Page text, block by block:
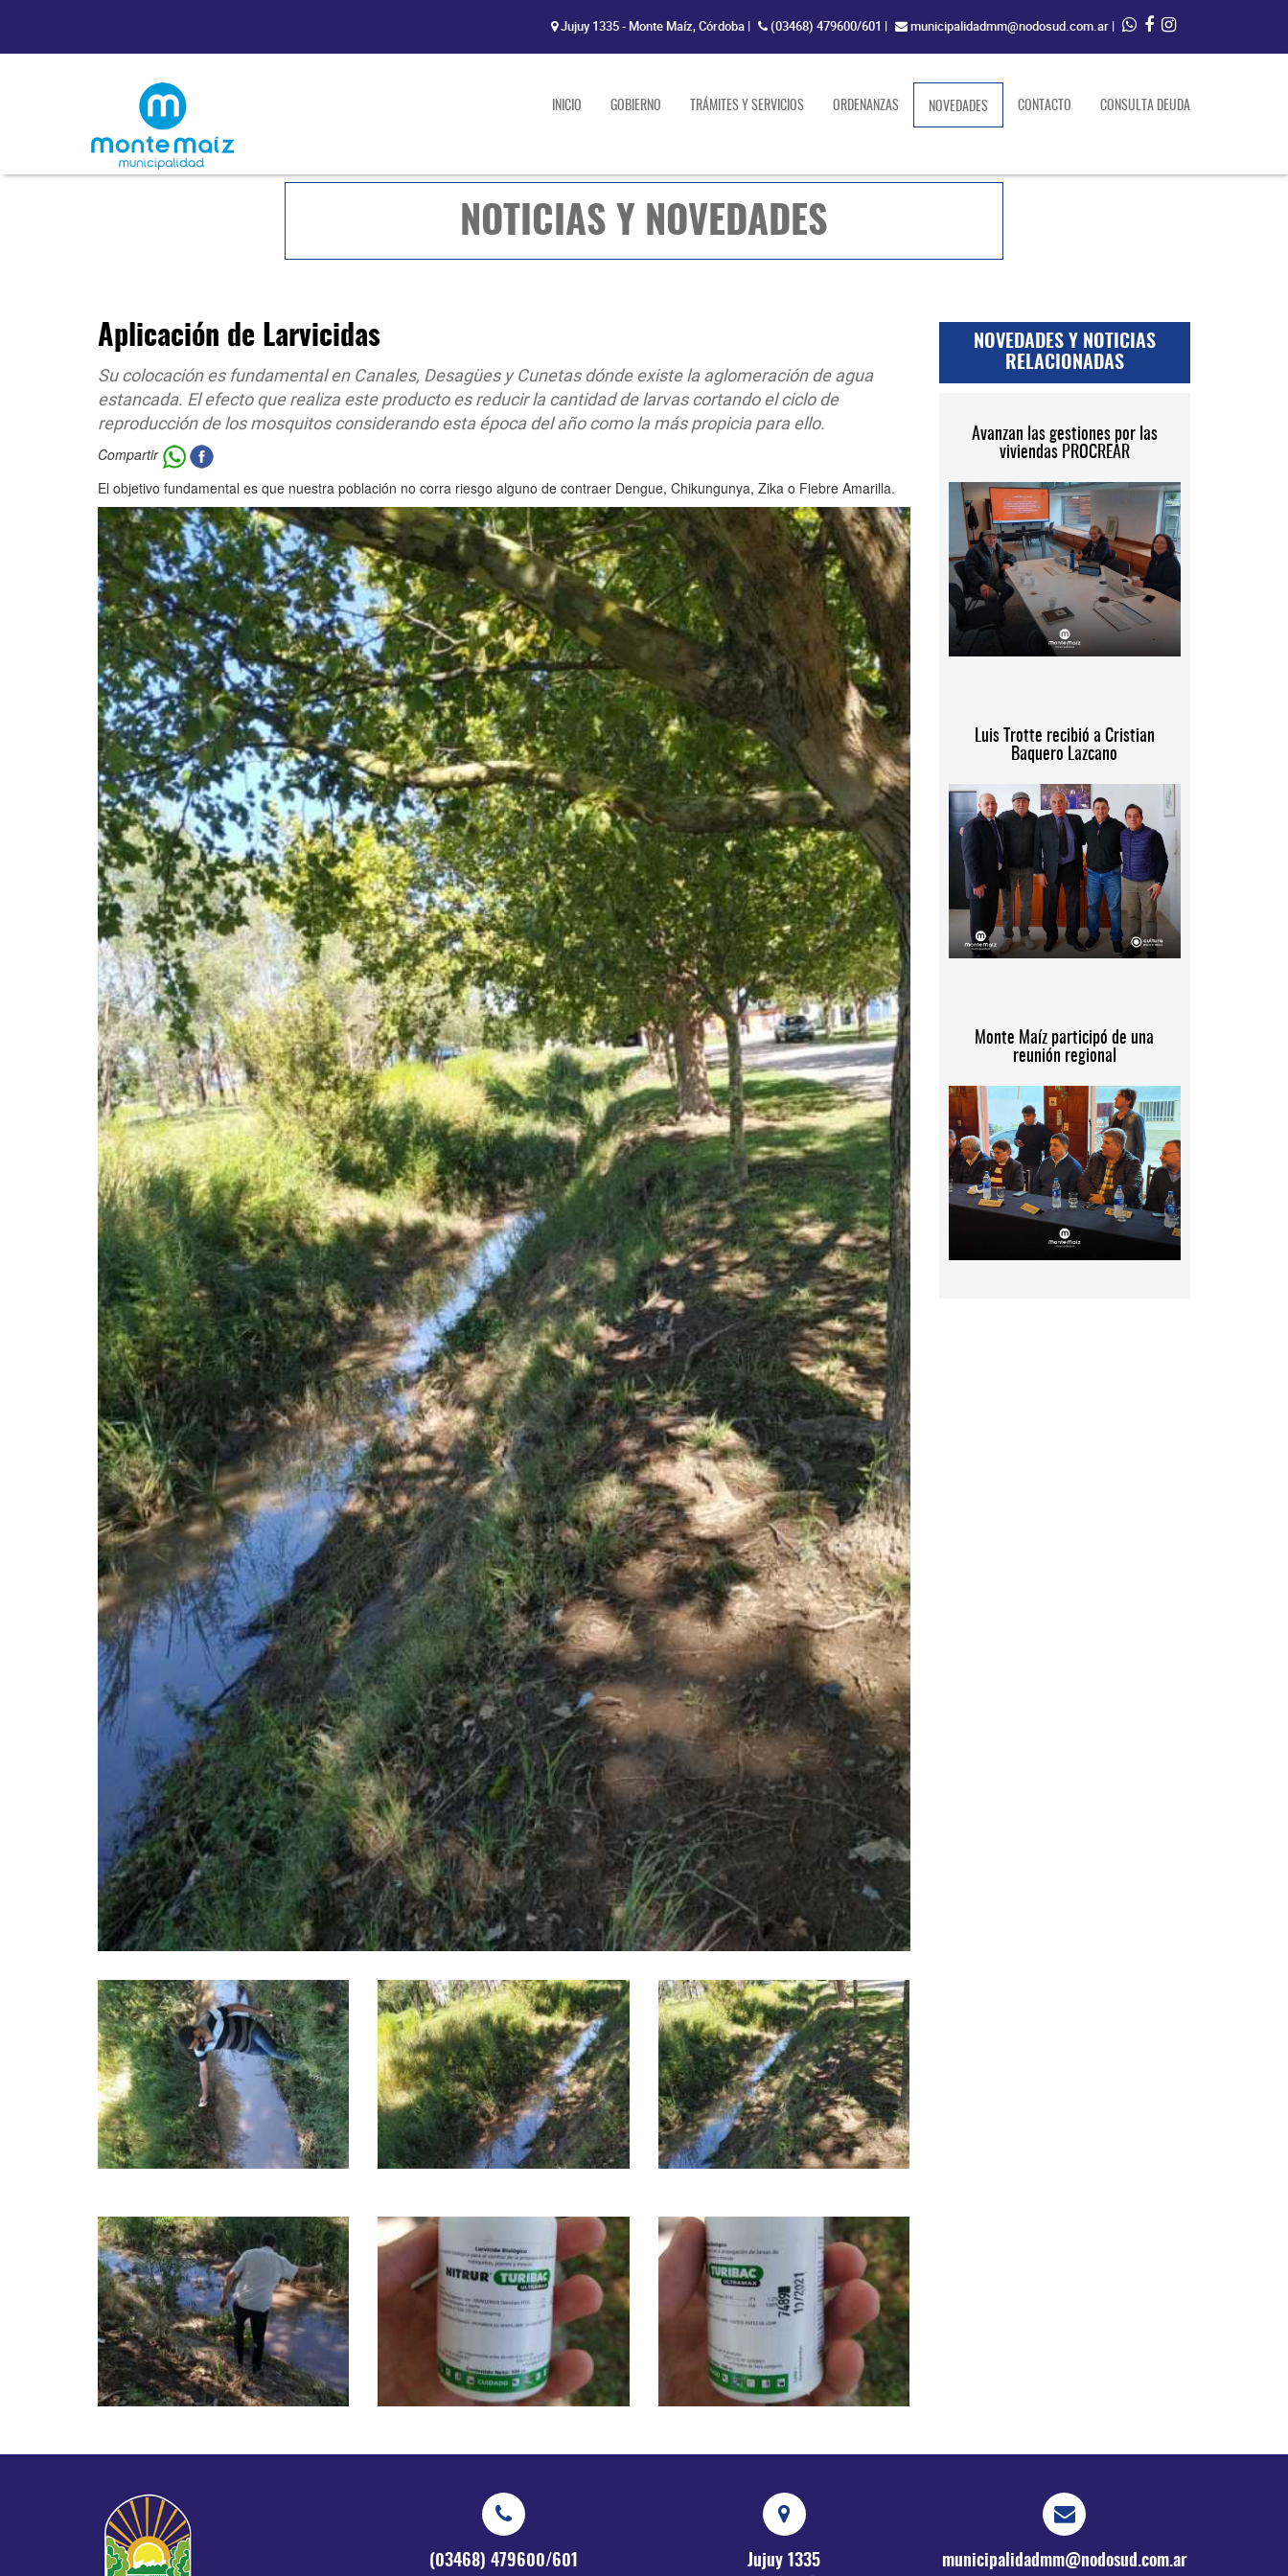
Jujuy 1335 - Monte Maíz, Córdoba | (03468) 479600/601 | municipalidadmm@nodosud.com.ar |
INICIO GOBIERNO TRÁMITES Y SERVICIOS ORDENANZAS NOVEDADES(current)CONTACTO CONSULTA DEUDA
NOTICIAS Y NOVEDADES
Aplicación de Larvicidas
Su colocación es fundamental en Canales, Desagües y Cunetas dónde existe la aglomeración de agua
estancada. El efecto que realiza este producto es reducir la cantidad de larvas cortando el ciclo de
reproducción de los mosquitos considerando esta época del año como la más propicia para ello.
Compartir
El objetivo fundamental es que nuestra población no corra riesgo alguno de contraer Dengue, Chikungunya, Zika o Fiebre Amarilla.
NOVEDADES Y NOTICIAS
RELACIONADAS
Avanzan las gestiones por las
viviendas PROCREAR
Luis Trotte recibió a Cristian
Baquero Lazcano
Monte Maíz participó de una
reunión regional
(03468) 479600/601 Jujuy 1335 municipalidadmm@nodosud.com.ar